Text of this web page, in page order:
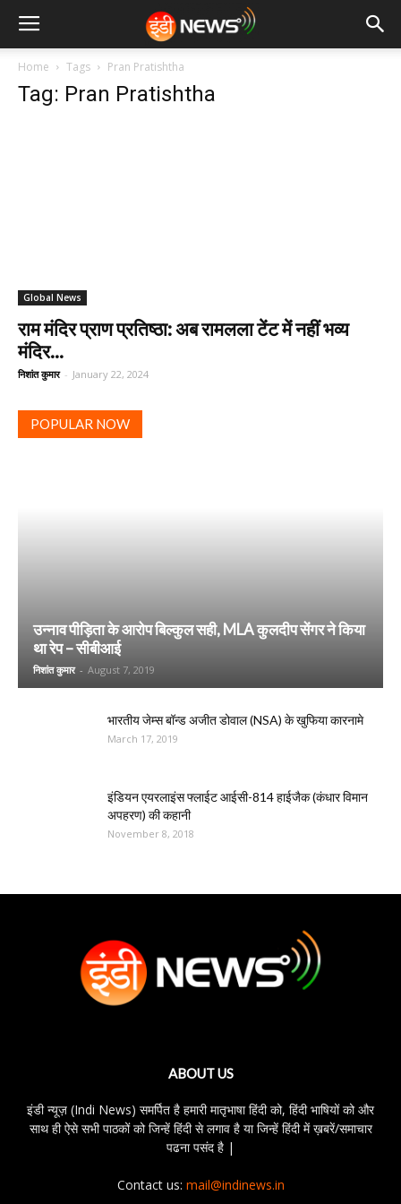
Home Tags Pran Pratishtha
Tag: Pran Pratishtha
Global News
राम मंदिर प्राण प्रतिष्ठा: अब रामलला टेंट में नहीं भव्य
मंदिर...
निशांत कुमार - January 22, 2024
POPULAR NOW
उन्नाव पीड़िता के आरोप बिल्कुल सही, MLA कुलदीप सेंगर ने किया
था रेप – सीबीआई
निशांत कुमार - August 7, 2019
भारतीय जेम्स बॉन्ड अजीत डोवाल (NSA) के खुफिया कारनामे
March 17, 2019
इंडियन एयरलाइंस फ्लाईट आईसी-814 हाईजैक (कंधार विमान
अपहरण) की कहानी
November 8, 2018
ABOUT US
इंडी न्यूज़ (Indi News) समर्पित है हमारी मातृभाषा हिंदी को, हिंदी भाषियों को और
साथ ही ऐसे सभी पाठकों को जिन्हें हिंदी से लगाव है या जिन्हें हिंदी में ख़बरें/समाचार
पढना पसंद है |
Contact us: mail@indinews.in